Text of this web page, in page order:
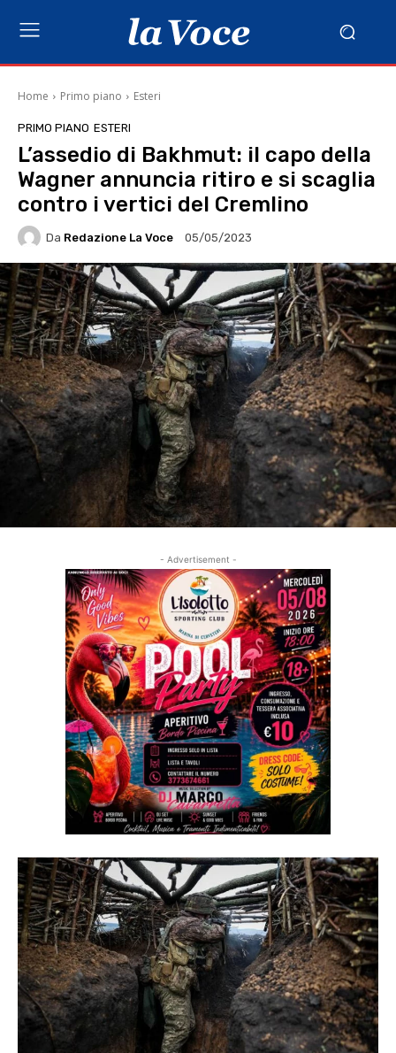
Home Primo piano Esteri
PRIMO PIANO ESTERI
L’assedio di Bakhmut: il capo della
Wagner annuncia ritiro e si scaglia
contro i vertici del Cremlino
Da Redazione La Voce 05/05/2023
- Advertisement -